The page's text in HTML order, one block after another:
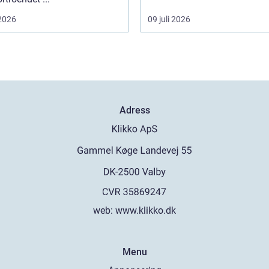
09 juli 2026
Adress
web: www.klikko.dk
Menu